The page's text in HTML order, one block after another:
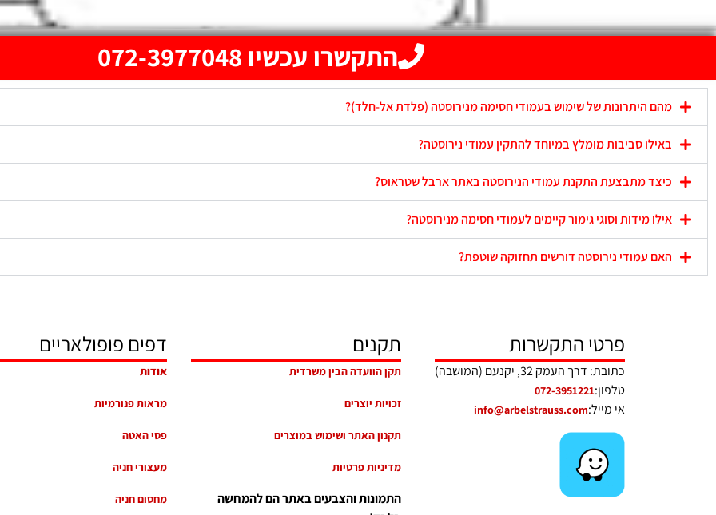
התקשרו עכשיו 072-3977048
מהם היתרונות של שימוש בעמודי חסימה מנירוסטה (פלדת אל-חלד)?
באילו סביבות מומלץ במיוחד להתקין עמודי נירוסטה?
כיצד מתבצעת התקנת עמודי הנירוסטה באתר ארבל שטראוס?
אילו מידות וסוגי גימור קיימים לעמודי חסימה מנירוסטה?
האם עמודי נירוסטה דורשים תחזוקה שוטפת?
פרטי התקשרות
כתובת: דרך העמק 32, יקנעם (המושבה)
טלפון:072-3951221
אי מייל:info@arbelstrauss.com
תקנים
תקן הוועדה הבין משרדית
זכויות יוצרים
תקנון האתר ושימוש במוצרים
מדיניות פרטיות
התמונות והצבעים באתר הם להמחשה
דפים פופולאריים
אודות
מראות פנורמיות
פסי האטה
מעצורי חניה
מחסום חניה